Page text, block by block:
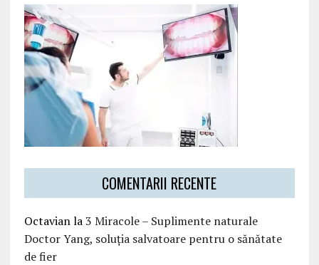
COMENTARII RECENTE
Octavianla3 Miracole – Suplimente naturale
Doctor Yang, soluția salvatoare pentru o sănătate
de fier